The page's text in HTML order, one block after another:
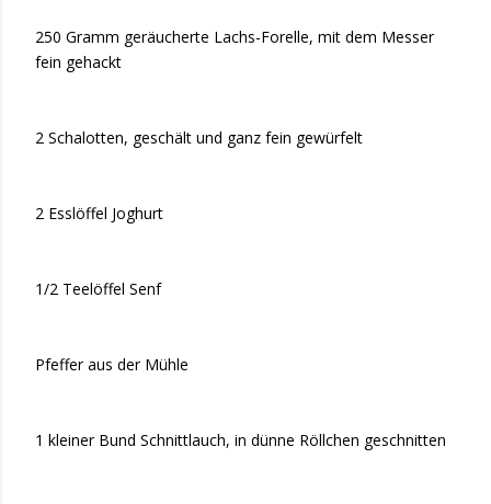
250 Gramm geräucherte Lachs-Forelle, mit dem Messer
fein gehackt
2 Schalotten, geschält und ganz fein gewürfelt
2 Esslöffel Joghurt
1/2 Teelöffel Senf
Pfeffer aus der Mühle
1 kleiner Bund Schnittlauch, in dünne Röllchen geschnitten